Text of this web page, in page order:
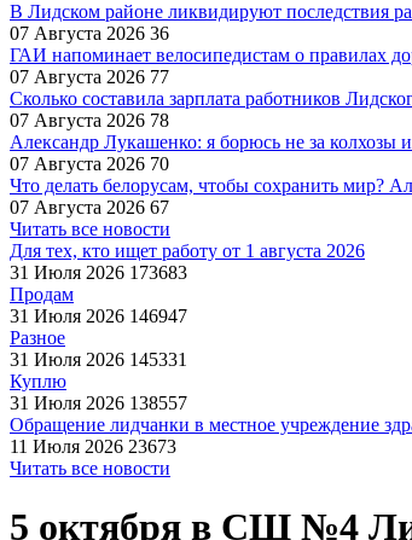
В Лидском районе ликвидируют последствия
07 Августа 2026 36
ГАИ напоминает велосипедистам о правилах
07 Августа 2026 77
Сколько составила зарплата работников
07 Августа 2026 78
Александр Лукашенко: я борюсь не за колхозы
07 Августа 2026 70
Что делать белорусам, чтобы сохранить мир?
07 Августа 2026 67
Читать все новости
Для тех, кто ищет работу от 1 августа 2026
31 Июля 2026 173683
Продам
31 Июля 2026 146947
Разное
31 Июля 2026 145331
Куплю
31 Июля 2026 138557
Обращение лидчанки в местное учреждение
11 Июля 2026 23673
Читать все новости
5 октября в СШ №4